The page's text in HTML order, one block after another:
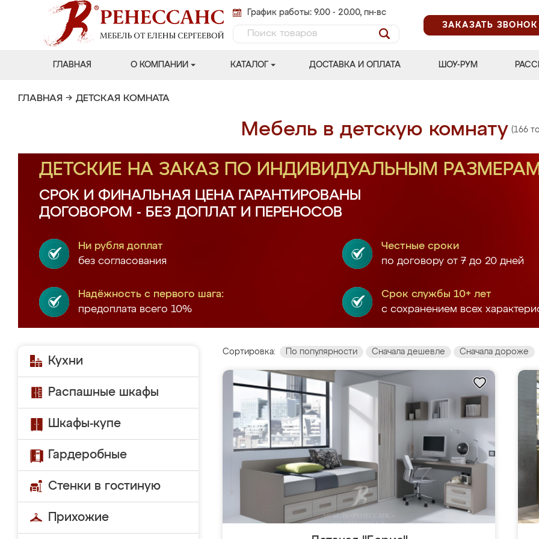
График работы: 9.00 - 20.00, пн-вс
ЗАКАЗАТЬ ЗВОНОК
ГЛАВНАЯ О КОМПАНИИ КАТАЛОГ ДОСТАВКА И ОПЛАТА ШОУ-РУМ
ГЛАВНАЯ → ДЕТСКАЯ КОМНАТА
Мебель в детскую комнату (166
ДЕТСКИЕ НА ЗАКАЗ ПО ИНДИВИДУАЛЬНЫМ
СРОК И ФИНАЛЬНАЯ ЦЕНА ГАРАНТИРОВАНЫ
ДОГОВОРОМ - БЕЗ ДОПЛАТ И ПЕРЕНОСОВ
Ни рубля доплат
без согласования
Честные сроки
по договору от 7 до 20 дней
Надёжность с первого шага:
предоплата всего 10%
Срок службы 10+ лет
с сохранением всех
Кухни
Распашные шкафы
Шкафы-купе
Гардеробные
Стенки в гостиную
Прихожие
Сортировка: По популярности Сначала дешевле Сначала дороже